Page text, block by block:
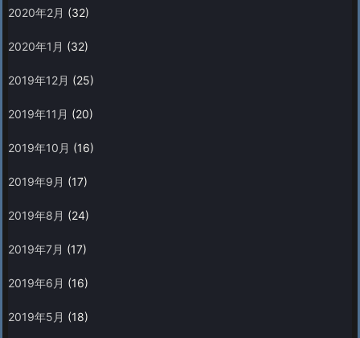
2020年2月 (32)
2020年1月 (32)
2019年12月 (25)
2019年11月 (20)
2019年10月 (16)
2019年9月 (17)
2019年8月 (24)
2019年7月 (17)
2019年6月 (16)
2019年5月 (18)